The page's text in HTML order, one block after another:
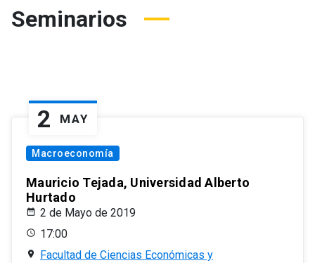
Seminarios
2 MAY
Macroeconomía
Mauricio Tejada, Universidad Alberto
Hurtado
2 de Mayo de 2019
17:00
Facultad de Ciencias Económicas y